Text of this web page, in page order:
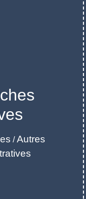
/ Autres